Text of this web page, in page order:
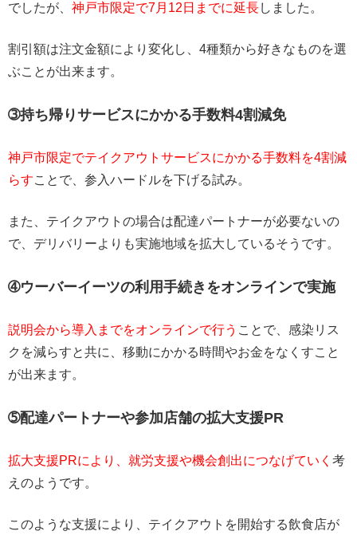
でしたが、 神戸市限定で7月12日までに延長しました。
割引額は注文金額により変化し、4種類から好きなものを選
ぶことが出来ます。
➂持ち帰りサービスにかかる手数料4割減免
神戸市限定でテイクアウトサービスにかかる手数料を4割減
らすことで、参入ハードルを下げる試み。
また、テイクアウトの場合は配達パートナーが必要ないの
で、デリバリーよりも実施地域を拡大しているそうです。
➃ウーバーイーツの利用手続きをオンラインで実施
説明会から導入までをオンラインで行う ことで、感染リス
クを減らすと共に、移動にかかる時間やお金をなくすこと
が出来ます。
➄配達パートナーや参加店舗の拡大支援PR
拡大支援PRにより、就労支援や機会創出につなげていく 考
えのようです。
このような支援により、テイクアウトを開始する飲食店が